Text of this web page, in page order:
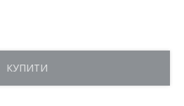
КУПИТИ